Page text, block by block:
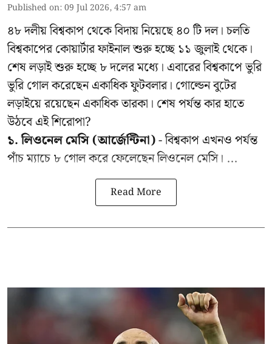
Published on:09 Jul 2026, 4:57 am
৪৮ দলীয় বিশ্বকাপ থেকে বিদায় নিয়েছে ৪০ টি দল। চলতি
বিশ্বকাপের কোয়ার্টার ফাইনাল শুরু হচ্ছে ১১ জুলাই থেকে।
শেষ লড়াই শুরু হচ্ছে ৮ দলের মধ্যে। এবারের বিশ্বকাপে ভুরি
ভুরি গোল করেছেন একাধিক ফুটবলার। গোল্ডেন বুটের
লড়াইয়ে রয়েছেন একাধিক তারকা। শেষ পর্যন্ত কার হাতে
উঠবে এই শিরোপা?
১. লিওনেল মেসি (আর্জেন্টিনা)- বিশ্বকাপ এখনও পর্যন্ত
পাঁচ ম্যাচে ৮ গোল করে ফেলেছেন লিওনেল মেসি। ...
Read More